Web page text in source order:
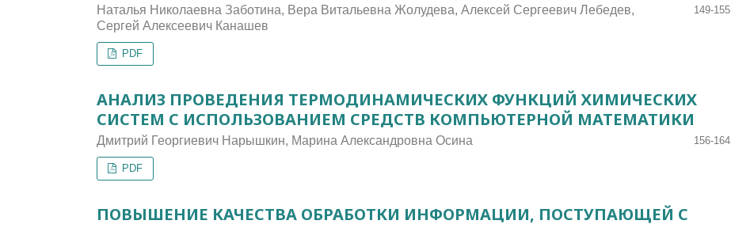
Наталья Николаевна Заботина, Вера Витальевна Жолудева, Алексей Сергеевич Лебедев,
Сергей Алексеевич Канашев
149-155
PDF
АНАЛИЗ ПРОВЕДЕНИЯ ТЕРМОДИНАМИЧЕСКИХ ФУНКЦИЙ ХИМИЧЕСКИХ
СИСТЕМ С ИСПОЛЬЗОВАНИЕМ СРЕДСТВ КОМПЬЮТЕРНОЙ МАТЕМАТИКИ
Дмитрий Георгиевич Нарышкин, Марина Александровна Осина 156-164
PDF
ПОВЫШЕНИЕ КАЧЕСТВА ОБРАБОТКИ ИНФОРМАЦИИ, ПОСТУПАЮЩЕЙ С